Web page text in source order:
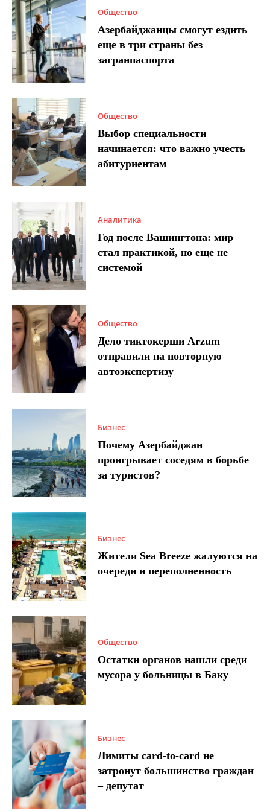
Общество
Азербайджанцы смогут ездить
еще в три страны без
загранпаспорта
Общество
Выбор специальности
начинается: что важно учесть
абитуриентам
Аналитика
Год после Вашингтона: мир
стал практикой, но еще не
системой
Общество
Дело тиктокерши Arzum
отправили на повторную
автоэкспертизу
Бизнес
Почему Азербайджан
проигрывает соседям в борьбе
за туристов?
Бизнес
Жители Sea Breeze жалуются на
очереди и переполненность
Общество
Остатки органов нашли среди
мусора у больницы в Баку
Бизнес
Лимиты card-to-card не
затронут большинство граждан
– депутат